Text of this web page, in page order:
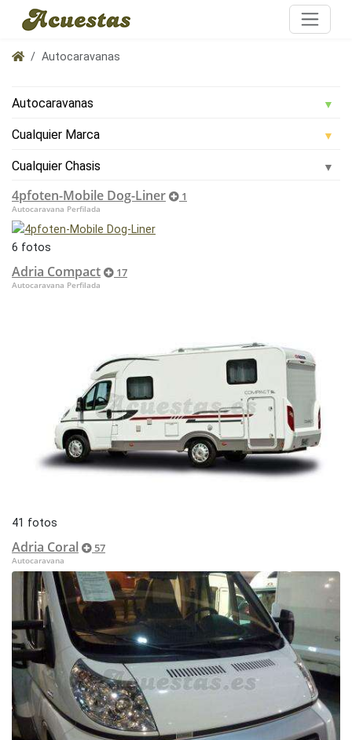
Autocaravanas
4pfoten-Mobile Dog-Liner 1
Autocaravana Perfilada
6 fotos
Adria Compact 17
Autocaravana Perfilada
41 fotos
Adria Coral 57
Autocaravana